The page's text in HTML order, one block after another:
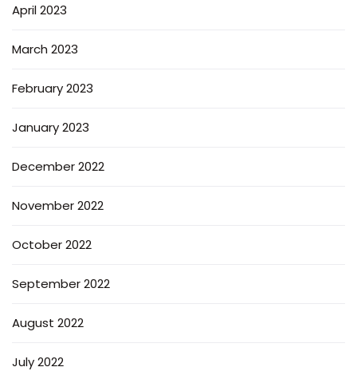
April 2023
March 2023
February 2023
January 2023
December 2022
November 2022
October 2022
September 2022
August 2022
July 2022